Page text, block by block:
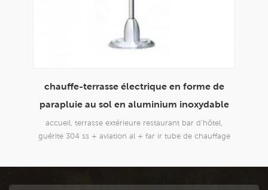
chauffe-terrasse électrique en forme de
parapluie au sol en aluminium inoxydable
accueil, terrasse extérieure restaurant bar d'hôtel,
guérite 304 ss + aviation al + far ir tube de chauffage